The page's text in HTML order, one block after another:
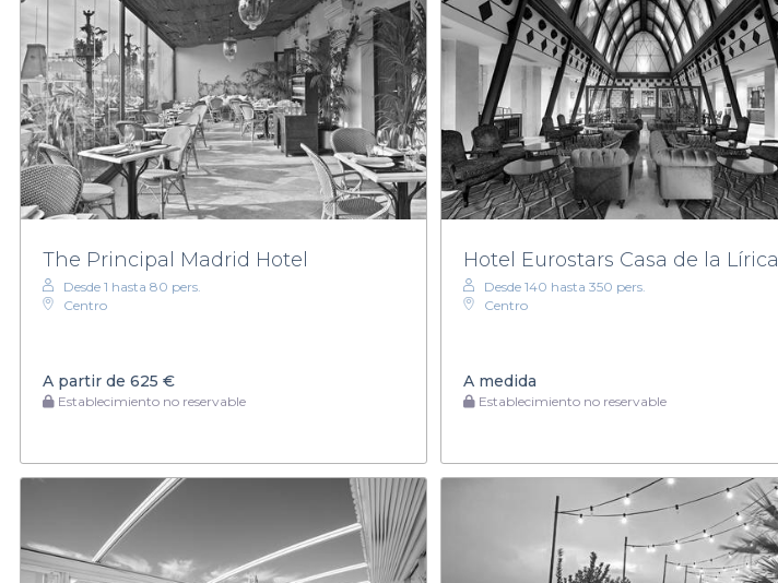
The Principal Madrid Hotel
Desde 1 hasta 80 pers.
Centro
A partir de 625 €
Establecimiento no reservable
Hotel Eurostars Casa de la Lírica
Desde 140 hasta 350 pers.
Centro
A medida
Establecimiento no reservable